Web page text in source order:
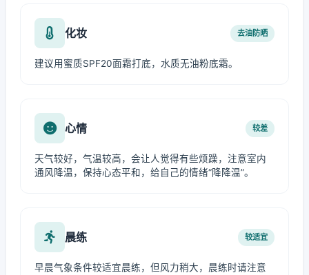
化妆 去油防晒
建议用蜜质SPF20面霜打底，水质无油粉底霜。
心情 较差
天气较好，气温较高，会让人觉得有些烦躁，注意室内
通风降温，保持心态平和，给自己的情绪“降降温”。
晨练 较适宜
早晨气象条件较适宜晨练，但风力稍大，晨练时请注意